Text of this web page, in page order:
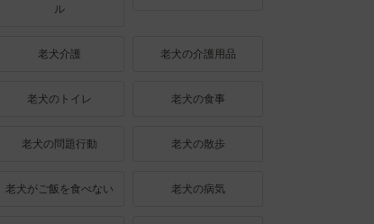
ル
老犬介護 老犬の介護用品
老犬のトイレ 老犬の食事
老犬の問題行動 老犬の散歩
老犬がご飯を食べない 老犬の病気